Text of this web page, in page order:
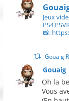
Jeux
PS4
📸:
Gouaig
Gouaig
Oh la
Vous